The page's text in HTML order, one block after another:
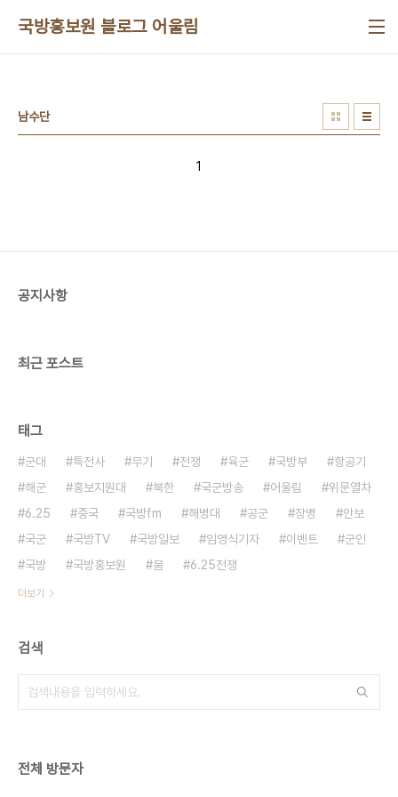
국방홍보원 블로그 어울림
남수단
1
공지사항
최근 포스트
태그
군대 특전사 무기 전쟁 육군 국방부
항공기
해군
홍보지원대 북한 국군방송 어울림
위문열차
6.25
중국 국방fm 해병대 공군 장병
안보
국군
국방TV 국방일보 임영식기자 이벤트
군인
국방
국방홍보원 붐 6.25전쟁
더보기
검색
전체 방문자